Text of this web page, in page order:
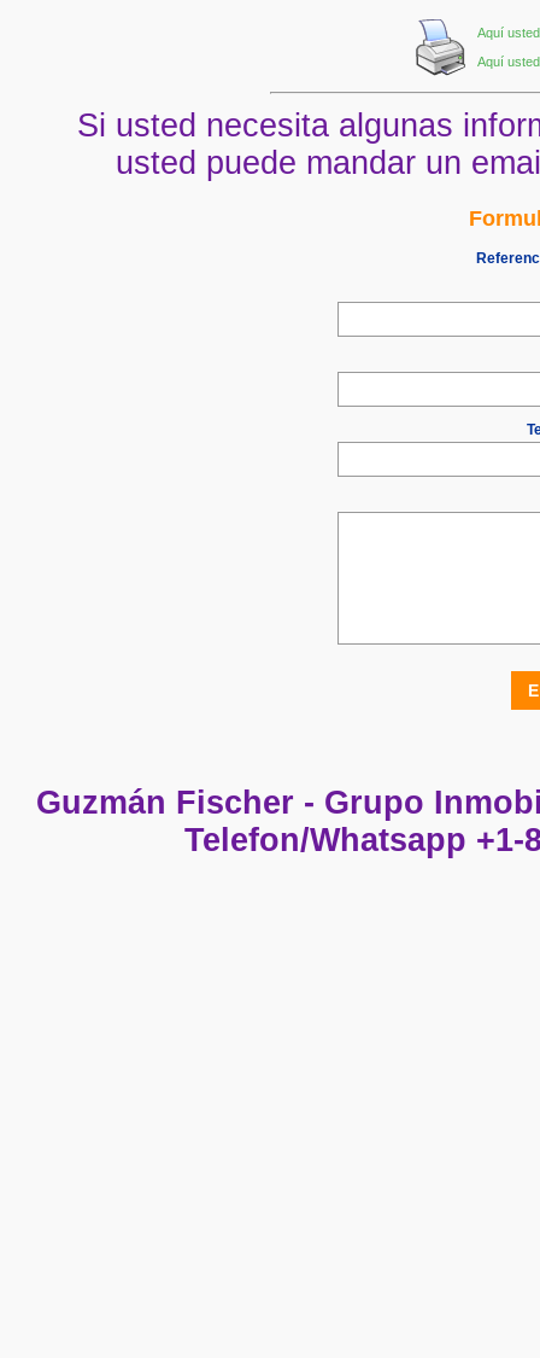
Aquí
Aquí
Si usted necesita algunas
usted puede mandar un
Guzmán Fischer - Grupo
Telefon/Whatsapp +1-